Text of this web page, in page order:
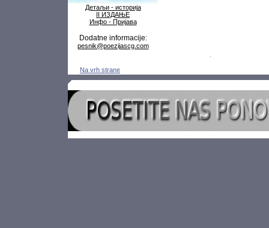
Детаљи - историја
II ИЗДАЊЕ
Инфо - Пријава
Dodatne informacije:
pesnik@poezijascg.com
Na vrh strane